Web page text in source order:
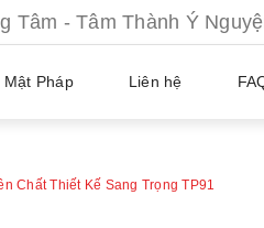
- Tâm Thành Ý
Mật Pháp Liên hệ
Chất Thiết Kế Sang Trọng TP91